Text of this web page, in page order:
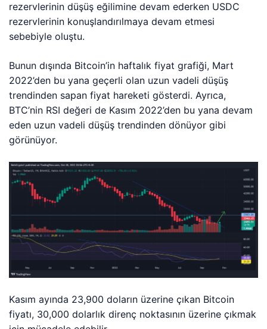
rezervlerinin düşüş eğilimine devam ederken USDC
rezervlerinin konuşlandırılmaya devam etmesi
sebebiyle oluştu.
Bunun dışında Bitcoin’in haftalık fiyat grafiği, Mart
2022’den bu yana geçerli olan uzun vadeli düşüş
trendinden sapan fiyat hareketi gösterdi. Ayrıca,
BTC’nin RSI değeri de Kasım 2022’den bu yana devam
eden uzun vadeli düşüş trendinden dönüyor gibi
görünüyor.
Kasım ayında 23,900 doların üzerine çıkan Bitcoin
fiyatı, 30,000 dolarlık direnç noktasının üzerine çıkmak